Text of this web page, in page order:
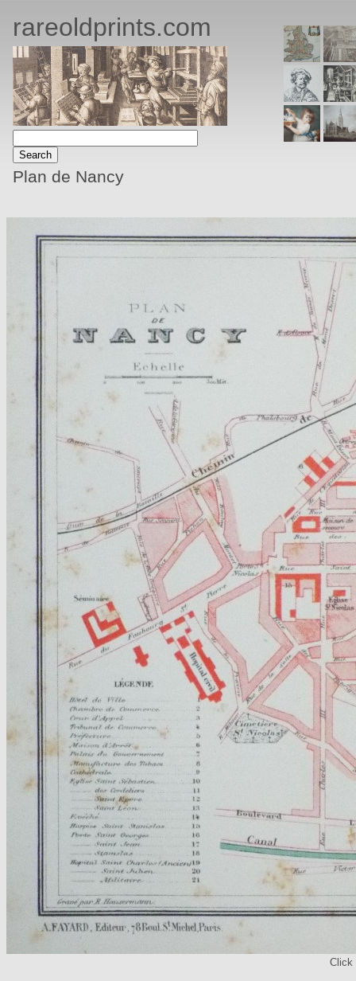
rareoldprints.com
Plan de Nancy
Click